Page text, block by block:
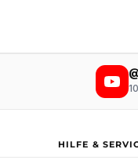
HILFE &